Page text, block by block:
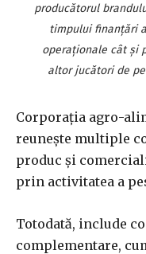
producătorul
timpului finanţări
operaţionale cât şi
altor jucători de
Corporaţia agro-
reuneşte multiple
produc şi
prin activitatea a
Totodată, include
complementare,